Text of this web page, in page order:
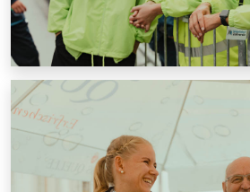
Haftung & Teilnahme
Datenschutzerklärung